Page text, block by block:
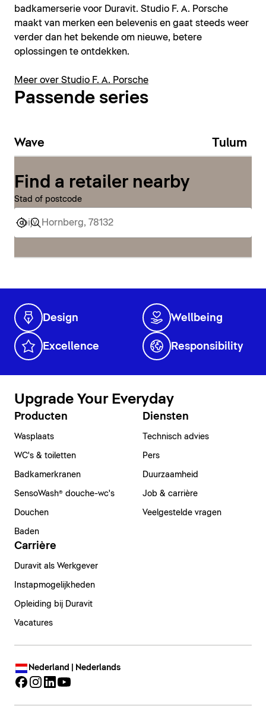
badkamerserie voor Duravit. Studio F. A. Porsche
maakt van merken een belevenis en gaat steeds weer
verder dan het bekende om nieuwe, betere
oplossingen te ontdekken.
Meer over Studio F. A. Porsche
Passende series
Wave Tulum
Find a retailer nearby
Stad of postcode
Design Wellbeing
Excellence Responsibility
Upgrade Your Everyday
Producten
Wasplaats
WC's & toiletten
Badkamerkranen
SensoWash® douche-wc's
Douchen
Baden
Diensten
Technisch advies
Pers
Duurzaamheid
Job & carrière
Veelgestelde vragen
Carrière
Duravit als Werkgever
Instapmogelijkheden
Opleiding bij Duravit
Vacatures
Nederland | Nederlands